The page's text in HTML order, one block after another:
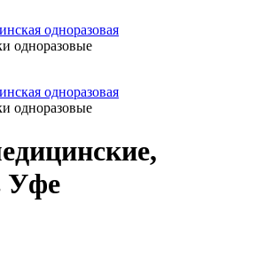
одноразовая
одноразовые
одноразовая
одноразовые
Уфе